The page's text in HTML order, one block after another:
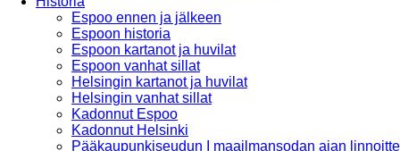
Espoo ennen ja jälkeen
Espoon historia
Espoon kartanot ja huvilat
Espoon vanhat sillat
Helsingin kartanot ja huvilat
Helsingin vanhat sillat
Kadonnut Espoo
Kadonnut Helsinki
Pääkaupunkiseudun I maailmansodan ajan